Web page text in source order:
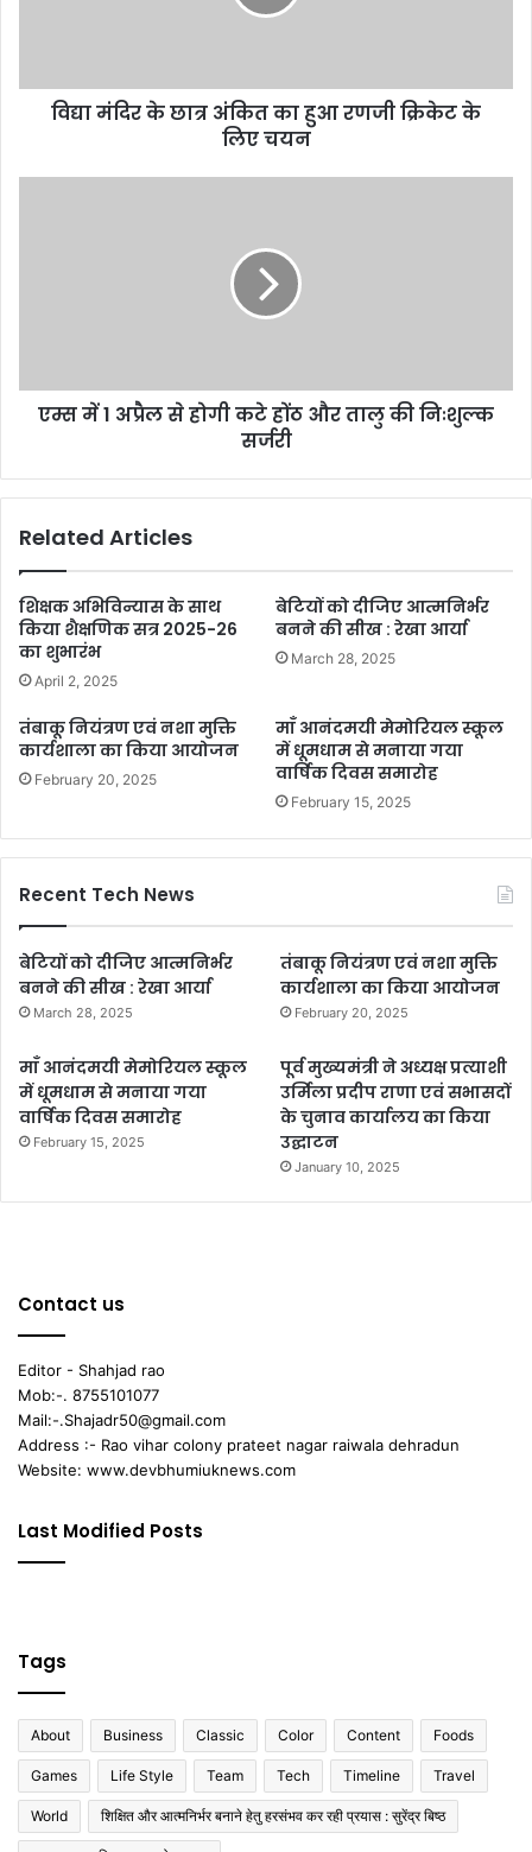
विद्या मंदिर के छात्र अंकित का हुआ रणजी क्रिकेट के
लिए चयन
एम्स में 1 अप्रैल से होगी कटे होंठ और तालु की निःशुल्क
सर्जरी
Related Articles
शिक्षक अभिविन्यास के साथ
किया शैक्षणिक सत्र 2025-26
का शुभारंभ
April 2, 2025
बेटियों को दीजिए आत्मनिर्भर
बनने की सीख : रेखा आर्या
March 28, 2025
तंबाकू नियंत्रण एवं नशा मुक्ति
कार्यशाला का किया आयोजन
February 20, 2025
माँ आनंदमयी मेमोरियल स्कूल
में धूमधाम से मनाया गया
वार्षिक दिवस समारोह
February 15, 2025
Recent Tech News
बेटियों को दीजिए आत्मनिर्भर
बनने की सीख : रेखा आर्या
March 28, 2025
तंबाकू नियंत्रण एवं नशा मुक्ति
कार्यशाला का किया आयोजन
February 20, 2025
माँ आनंदमयी मेमोरियल स्कूल
में धूमधाम से मनाया गया
वार्षिक दिवस समारोह
February 15, 2025
पूर्व मुख्यमंत्री ने अध्यक्ष प्रत्याशी
उर्मिला प्रदीप राणा एवं सभासदों
के चुनाव कार्यालय का किया
उद्घाटन
January 10, 2025
Contact us
Editor - Shahjad rao
Mob:-. 8755101077
Mail:-.Shajadr50@gmail.com
Address :- Rao vihar colony prateet nagar raiwala dehradun
Website: www.devbhumiuknews.com
Last Modified Posts
Tags
About Business Classic Color Content Foods
Games Life Style Team Tech Timeline Travel
World शिक्षित और आत्मनिर्भर बनाने हेतु हरसंभव कर रही प्रयास : सुरेंद्र बिष्ठ